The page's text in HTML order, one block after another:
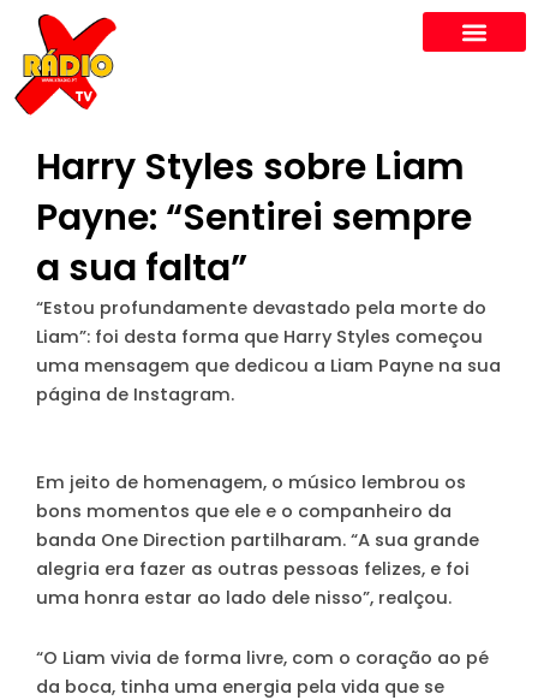
content
Harry Styles sobre Liam
Payne: “Sentirei sempre
a sua falta”
“Estou profundamente devastado pela morte do
Liam”: foi desta forma que Harry Styles começou
uma mensagem que dedicou a Liam Payne na sua
página de Instagram.
Em jeito de homenagem, o músico lembrou os
bons momentos que ele e o companheiro da
banda One Direction partilharam. “A sua grande
alegria era fazer as outras pessoas felizes, e foi
uma honra estar ao lado dele nisso”, realçou.
“O Liam vivia de forma livre, com o coração ao pé
da boca, tinha uma energia pela vida que se